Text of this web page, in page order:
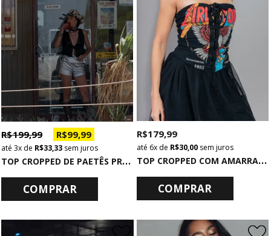
T
OP CROPPED DE PAETÊS PRETO COM AMARRAÇÃO
R$ 199,99 R$ 99,99
3x de R$ 33,33 sem juros
COMPRAR
T
OP CROPPED COM AMARRAÇÃO FRENTE PRETO FIRESTORM
R$ 179,99
6xde R$ 30,00sem juros
COMPRAR